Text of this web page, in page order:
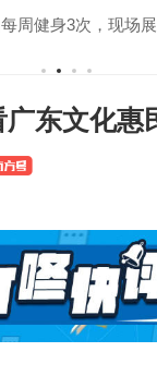
周健身3次，现场
广东文化惠